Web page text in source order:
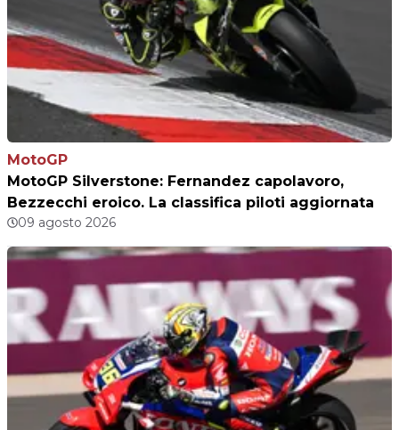
MotoGP
MotoGP Silverstone: Fernandez capolavoro,
Bezzecchi eroico. La classifica piloti aggiornata
09 agosto 2026